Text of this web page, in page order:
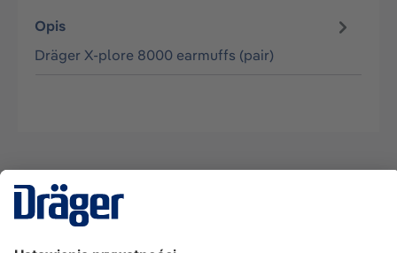
Opis
Dräger X-plore 8000 earmuffs (pair)